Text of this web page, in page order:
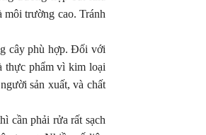
môi trường cao. Tránh
cây phù hợp. Đối với
thực phẩm vì kim loại
sản xuất, và chất
cần phải rửa rất sạch